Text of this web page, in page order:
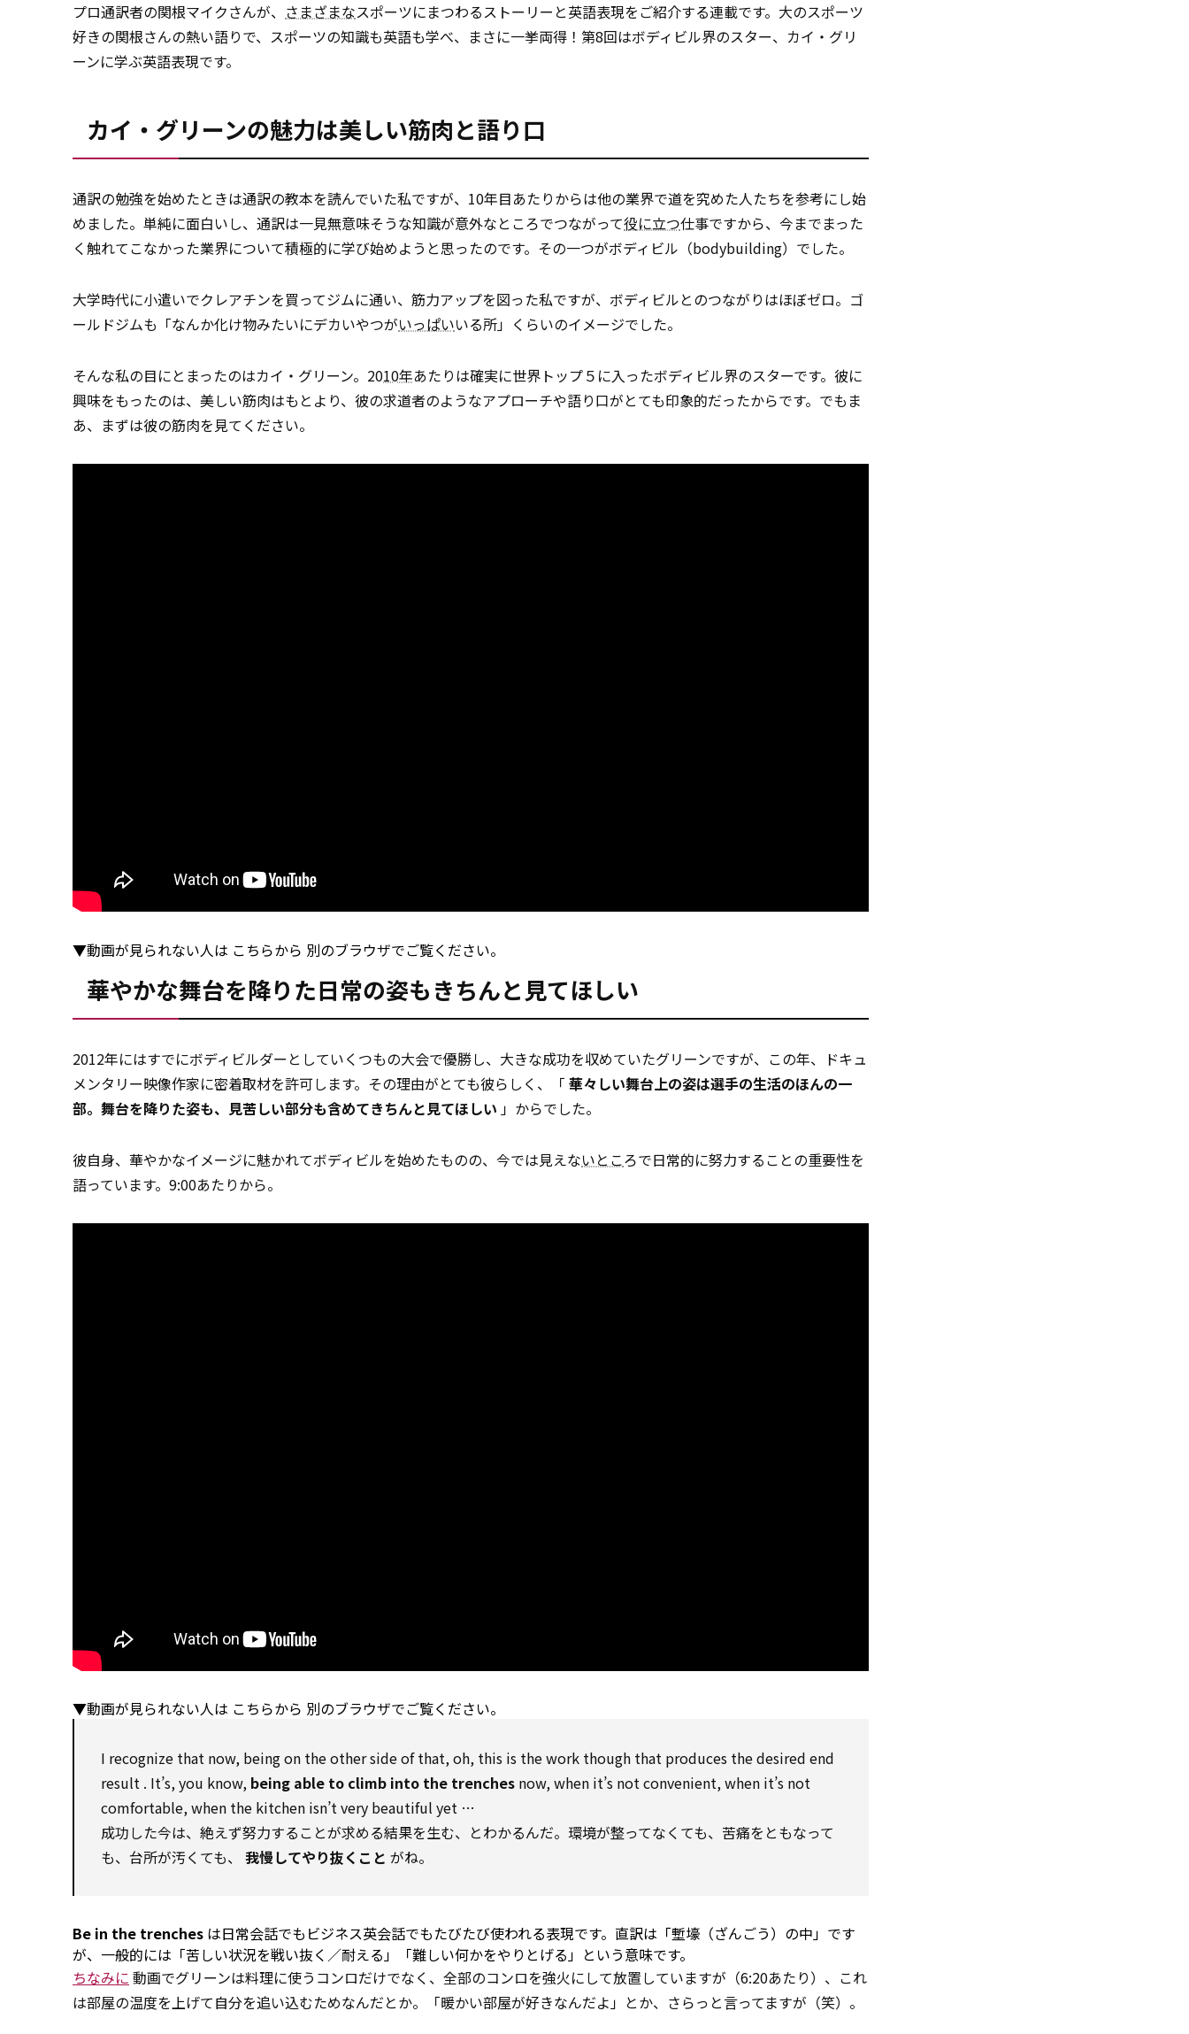
プロ通訳者の関根マイクさんが、 さまざまなスポーツにまつわるストーリーと英語表現をご紹介する連載です。大のスポーツ
好きの関根さんの熱い語りで、スポーツの知識も英語も学べ、まさに一挙両得！第8回はボディビル界のスター、カイ・グリ
ーンに学ぶ英語表現です。
カイ・グリーンの魅力は美しい筋肉と語り口
通訳の勉強を始めたときは通訳の教本を読んでいた私ですが、10年目あたりからは他の業界で道を究めた人たちを参考にし始
めました。単純に面白いし、通訳は一見無意味そうな知識が意外なところでつながって役に立つ仕事ですから、今までまった
く触れてこなかった業界について積極的に学び始めようと思ったのです。その一つがボディビル（bodybuilding）でした。
大学時代に小遣いでクレアチンを買ってジムに通い、筋力アップを図った私ですが、ボディビルとのつながりはほぼゼロ。ゴ
ールドジムも「なんか化け物みたいにデカいやつがいっぱいいる所」くらいのイメージでした。
そんな私の目にとまったのはカイ・グリーン。2010年あたりは確実に世界トップ５に入ったボディビル界のスターです。彼に
興味をもったのは、美しい筋肉はもとより、彼の求道者のようなアプローチや語り口がとても印象的だったからです。でもま
あ、まずは彼の筋肉を見てください。
▼動画が見られない人は こちらから 別のブラウザでご覧ください。
華やかな舞台を降りた日常の姿もきちんと見てほしい
2012年にはすでにボディビルダーとしていくつもの大会で優勝し、大きな成功を収めていたグリーンですが、この年、ドキュ
メンタリー映像作家に密着取材を許可します。その理由がとても彼らしく、「 華々しい舞台上の姿は選手の生活のほんの一
部。舞台を降りた姿も、見苦しい部分も含めてきちんと見てほしい 」からでした。
彼自身、華やかなイメージに魅かれてボディビルを始めたものの、今では見えないところで日常的に努力することの重要性を
語っています。9:00あたりから。
▼動画が見られない人は こちらから 別のブラウザでご覧ください。
I recognize that now, beingon the otherside of that, oh, this is thework though that produces the desired end
result . It’s, you know, being able to climb into the trenches now, when it’s not convenient, when it’s not
comfortable, when the kitchen isn’t very beautiful yet …
成功した今は、絶えず努力することが求める結果を生む、とわかるんだ。環境が整ってなくても、苦痛をともなって
も、台所が汚くても、 我慢してやり抜くこと がね。
Be in the trenches は日常会話でもビジネス英会話でもたびたび使われる表現です。直訳は「塹壕（ざんごう）の中」です
が、一般的には「苦しい状況を戦い抜く／耐える」「難しい何かをやりとげる」という意味です。
ちなみに 動画でグリーンは料理に使うコンロだけでなく、全部のコンロを強火にして放置していますが（6:20あたり）、これ
は部屋の温度を上げて自分を追い込むためなんだとか。「暖かい部屋が好きなんだよ」とか、さらっと言ってますが（笑）。